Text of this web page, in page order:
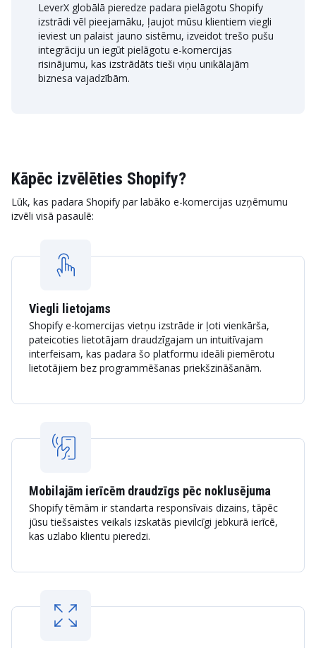
LeverX globālā pieredze padara pielāgotu Shopify
izstrādi vēl pieejamāku, ļaujot mūsu klientiem viegli
ieviest un palaist jauno sistēmu, izveidot trešo pušu
integrāciju un iegūt pielāgotu e-komercijas
risinājumu, kas izstrādāts tieši viņu unikālajām
biznesa vajadzībām.
Kāpēc izvēlēties Shopify?
Lūk, kas padara Shopify par labāko e-komercijas uzņēmumu
izvēli visā pasaulē:
Viegli lietojams
Shopify e-komercijas vietņu izstrāde ir ļoti vienkārša,
pateicoties lietotājam draudzīgajam un intuitīvajam
interfeisam, kas padara šo platformu ideāli piemērotu
lietotājiem bez programmēšanas priekšzināšanām.
Mobilajām ierīcēm draudzīgs pēc noklusējuma
Shopify tēmām ir standarta responsīvais dizains, tāpēc
jūsu tiešsaistes veikals izskatās pievilcīgi jebkurā ierīcē,
kas uzlabo klientu pieredzi.